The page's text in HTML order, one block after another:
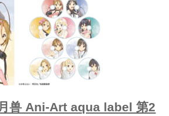
兽 Ani-Art aqua label 第2